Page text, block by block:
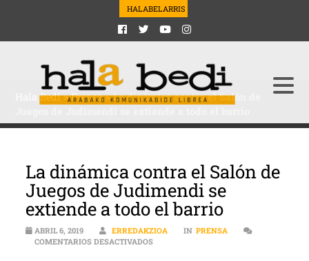
HALABELARRIS
Hala Bedi>Prensa>La dinámica contra el Salón de
La dinámica contra el Salón de
Juegos de Judimendi se
extiende a todo el barrio
ABRIL 6, 2019 ERREDAKZIOA IN PRENSA
COMENTARIOS DESACTIVADOSEN LA DINÁMICA CONTRA EL SALÓN DE